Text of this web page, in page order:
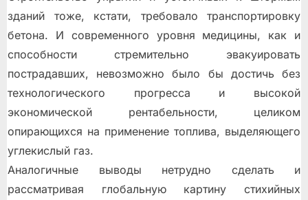
зданий тоже, кстати, требовало транспортировку
бетона. И современного уровня медицины, как и
способности стремительно эвакуировать
пострадавших, невозможно было бы достичь без
технологического прогресса и высокой
экономической рентабельности, целиком
опирающихся на применение топлива, выделяющего
углекислый газ.
Аналогичные выводы нетрудно сделать и
рассматривая глобальную картину стихийных